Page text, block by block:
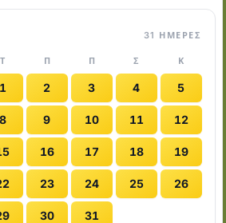
31 ΗΜΈΡΕΣ
Τ Π Π Σ Κ
1 2 3 4 5
8 9 10 11 12
16 17 18 19
23 24 25 26
30 31